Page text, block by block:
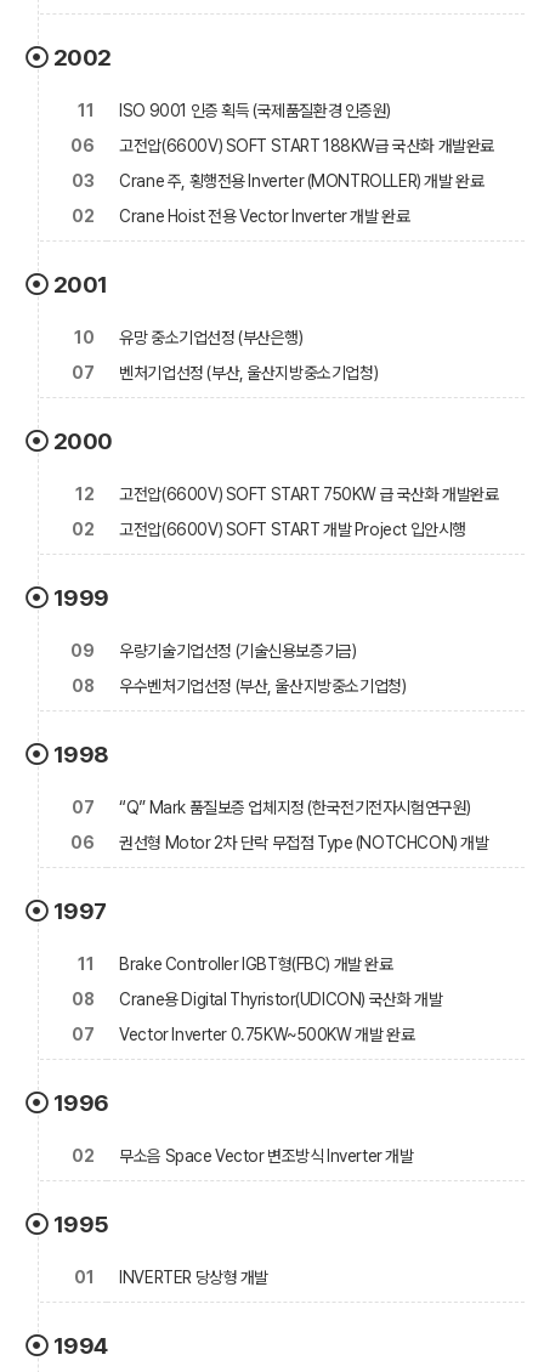
2002
11
ISO 9001 인증 획득 (국제품질환경 인증원)
06
고전압(6600V) SOFT START 188KW급 국산화 개발완료
03
Crane 주, 횡행전용 Inverter (MONTROLLER) 개발 완료
02
Crane Hoist 전용 Vector Inverter 개발 완료
2001
10
유망 중소기업선정 (부산은행)
07
벤처기업선정 (부산, 울산지방중소기업청)
2000
12
고전압(6600V) SOFT START 750KW 급 국산화 개발완료
02
고전압(6600V) SOFT START 개발 Project 입안시행
1999
09
우량기술기업선정 (기술신용보증기금)
08
우수벤처기업선정 (부산, 울산지방중소기업청)
1998
07
“Q” Mark 품질보증 업체지정 (한국전기전자시험연구원)
06
권선형 Motor 2차 단락 무접점 Type (NOTCHCON) 개발
1997
11
Brake Controller IGBT형(FBC) 개발 완료
08
Crane용 Digital Thyristor(UDICON) 국산화 개발
07
Vector Inverter 0.75KW~500KW 개발 완료
1996
02 무소음 Space Vector 변조방식 Inverter 개발
1995
01 INVERTER 당상형 개발
1994